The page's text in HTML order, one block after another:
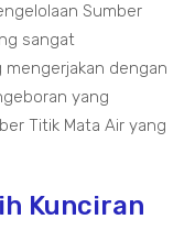
Sumber
sangat
dengan
yang
Titik Mata Air yang
Kunciran